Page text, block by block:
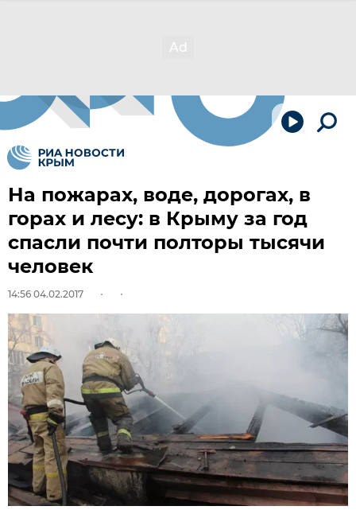
На пожарах, воде, дорогах, в
горах и лесу: в Крыму за год
спасли почти полторы тысячи
человек
14:56 04.02.2017